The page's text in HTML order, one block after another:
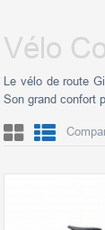
Vélo
Le vélo de route
Son grand confort